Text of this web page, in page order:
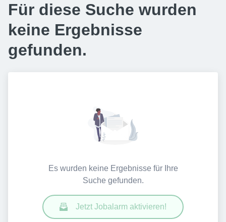
Für diese Suche wurden
keine Ergebnisse
gefunden.
Es wurden keine Ergebnisse für Ihre
Suche gefunden.
Jetzt Jobalarm aktivieren!